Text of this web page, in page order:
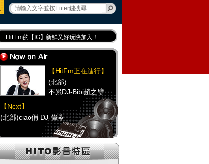
Hit Fm的【IG】新鮮又好玩快加入！
Hit Fm【FB臉書粉絲團】等你加入！
最專業《DJ推薦》好音樂千萬別錯過！
好康報報 最新優惠訊息都在這！
【HitFm正在進行】
(北部)
不累DJ-Bibi趙之璧
【Next】
(北部)ciao俏 DJ-偉苓
【HitFm正在進行】
(中部)